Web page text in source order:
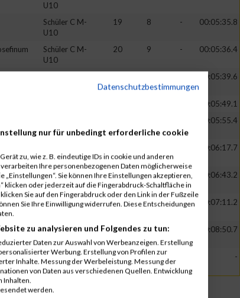
U10
Schüler C M-
U10
19 8 - 00:05:35.8
Schüler C M-
U10
20 9 - 00:05:36.4
00:05:39.6
00:05:49.1
U10
00:05:55.4
U10
00:06:17.7
Pro
Schüler A M-
U14
22 5 - 00:06:43.2
Schülerin C W-
10 5 - 00:07:11.2
Schülerin C W-
U10
11 6 00:08:50.7
Schülerin B W-
U12
- - -
Datenschutzbestimmungen
nur für unbedingt erforderliche cookie
zu, wie z. B. eindeutige IDs in cookie und anderen
Ihre personenbezogenen Daten möglicherweise
Sie können Ihre Einstellungen akzeptieren,
klicken oder jederzeit auf die Fingerabdruck-Schaltfläche in
Sie auf den Fingerabdruck oder den Link in der Fußzeile
Sie Ihre Einwilligung widerrufen. Diese Entscheidungen
zu analysieren und Folgendes zu tun:
Daten zur Auswahl von Werbeanzeigen. Erstellung
Werbung. Erstellung von Profilen zur
Inhalte. Messung der Werbeleistung. Messung der
von Daten aus verschiedenen Quellen. Entwicklung
Inhalten.
werden.